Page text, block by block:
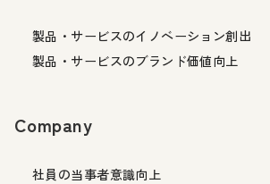
製品・サービスのイノベーション創出
製品・サービスのブランド価値向上
Company
社員の当事者意識向上